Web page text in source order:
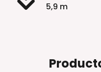
5,9 m